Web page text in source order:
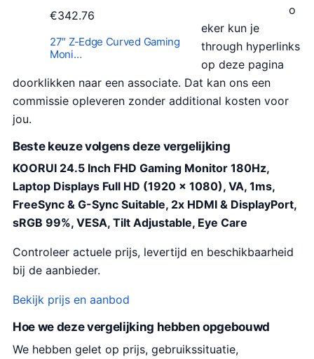
€342.76
27″ Z-Edge Curved Gaming
Moni…
o
eker kun je
through hyperlinks
op deze pagina
doorklikken naar een associate. Dat kan ons een
commissie opleveren zonder additional kosten voor
jou.
Beste keuze volgens deze vergelijking
KOORUI 24.5 Inch FHD Gaming Monitor 180Hz,
Laptop Displays Full HD (1920 x 1080), VA, 1ms,
FreeSync & G-Sync Suitable, 2x HDMI & DisplayPort,
sRGB 99%, VESA, Tilt Adjustable, Eye Care
Controleer actuele prijs, levertijd en beschikbaarheid
bij de aanbieder.
Bekijk prijs en aanbod
Hoe we deze vergelijking hebben opgebouwd
We hebben gelet op prijs, gebruikssituatie,